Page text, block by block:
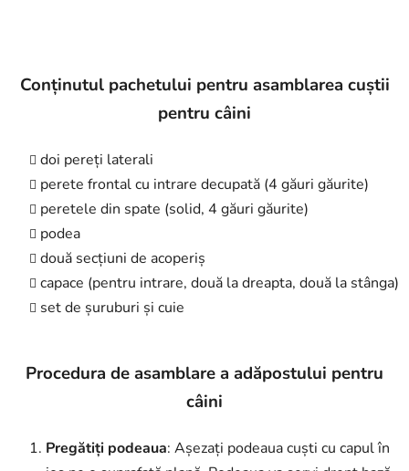
Conținutul pachetului pentru asamblarea cuștii
pentru câini
doi pereți laterali
perete frontal cu intrare decupată (4 găuri găurite)
peretele din spate (solid, 4 găuri găurite)
podea
două secțiuni de acoperiș
capace (pentru intrare, două la dreapta, două la stânga)
set de șuruburi și cuie
Procedura de asamblare a adăpostului pentru
câini
Pregătiți podeaua: Așezați podeaua cuști cu capul în